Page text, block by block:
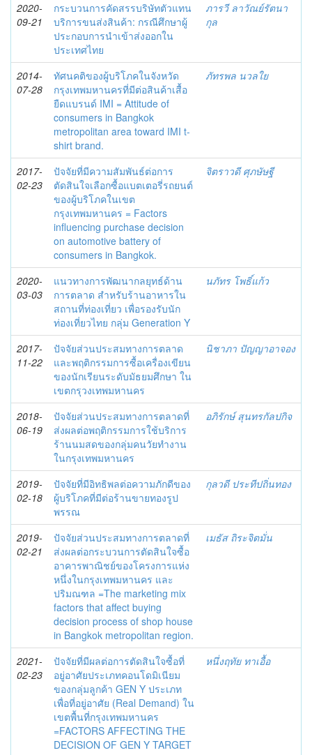
2020-
09-21
กระบวนการคัดสรรบริษัทตัวแทน
บริการขนส่งสินค้า: กรณีศึกษาผู้
ประกอบการนำเข้าส่งออกใน
ประเทศไทย
ภารวี ลาวัณย์รัตนา
กุล
2014-
07-28
ทัศนคติของผู้บริโภคในจังหวัด
กรุงเทพมหานครที่มีต่อสินค้าเสื้อ
ยืดแบรนด์ IMI = Attitude of
consumers in Bangkok
metropolitan area toward IMI t-
shirt brand.
ภัทรพล นวลใย
2017-
02-23
ปัจจัยที่มีความสัมพันธ์ต่อการ
ตัดสินใจเลือกซื้อแบตเตอรี่รถยนต์
ของผู้บริโภคในเขต
กรุงเทพมหานคร = Factors
influencing purchase decision
on automotive battery of
consumers in Bangkok.
จิตราวดี ศุภษัษฐี
2020-
03-03
แนวทางการพัฒนากลยุทธ์ด้าน
การตลาด สำหรับร้านอาหารใน
สถานที่ท่องเที่ยว เพื่อรองรับนัก
ท่องเที่ยวไทย กลุ่ม Generation Y
นภัทร โพธิ์แก้ว
2017-
11-22
ปัจจัยส่วนประสมทางการตลาด
และพฤติกรรมการซื้อเครื่องเขียน
ของนักเรียนระดับมัธยมศึกษา ใน
เขตกรุวงเทพมหานคร
นิชาภา ปัญญาอาจอง
2018-
06-19
ปัจจัยส่วนประสมทางการตลาดที่
ส่งผลต่อพฤติกรรมการใช้บริการ
ร้านนมสดของกลุ่มคนวัยทำงาน
ในกรุงเทพมหานคร
อภิรักษ์ สุนทรกัลปกิจ
2019-
02-18
ปัจจัยที่มีอิทธิพลต่อความภักดีของ
ผู้บริโภคที่มีต่อร้านขายทองรูป
พรรณ
กุลวดี ประทีปถิ่นทอง
2019-
02-21
ปัจจัยส่วนประสมทางการตลาดที่
ส่งผลต่อกระบวนการตัดสินใจซื้อ
อาคารพาณิชย์ของโครงการแห่ง
หนึ่งในกรุงเทพมหานคร และ
ปริมณฑล =The marketing mix
factors that affect buying
decision process of shop house
in Bangkok metropolitan region.
เมธัส ถิระจิตมั่น
2021-
02-23
ปัจจัยที่มีผลต่อการตัดสินใจซื้อที่
อยู่อาศัยประเภทคอนโดมิเนียม
ของกลุ่มลูกค้า GEN Y ประเภท
เพื่อที่อยู่อาศัย (Real Demand) ใน
เขตพื้นที่กรุงเทพมหานคร
=FACTORS AFFECTING THE
DECISION OF GEN Y TARGET
หนึ่งฤทัย ทาเอื้อ